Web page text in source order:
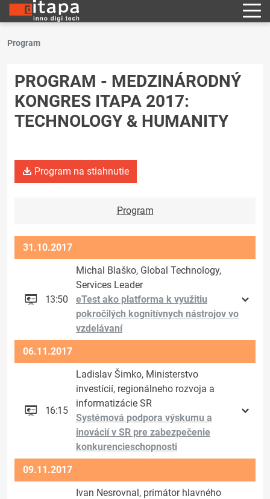
Program
PROGRAM - MEDZINÁRODNÝ
KONGRES ITAPA 2017:
TECHNOLOGY & HUMANITY
Program na stiahnutie
Program
31.10.2017
13:50
Michal Blaško, Global Technology,
Services Leader
eTest ako platforma k využitiu
pokročilých kognitívnych nástrojov vo
vzdelávaní
06.11.2017
16:15
Ladislav Šimko, Ministerstvo
investícií, regionálneho rozvoja a
informatizácie SR
Systémová podpora výskumu a
inovácií v SR pre zabezpečenie
konkurencieschopnosti
09.11.2017
Ivan Nesrovnal, primátor hlavného